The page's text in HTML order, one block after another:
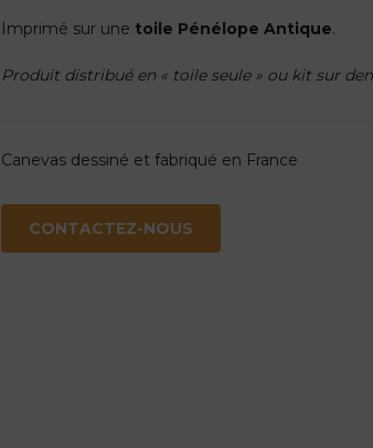
Imprimé sur une toile Pénélope Antique.
Produit distribué en « toile seule » ou kit sur
Canevas dessiné et fabriqué en France
CONTACTEZ-NOUS